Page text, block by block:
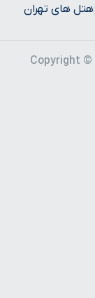
هتل های تهران
Copyright ©